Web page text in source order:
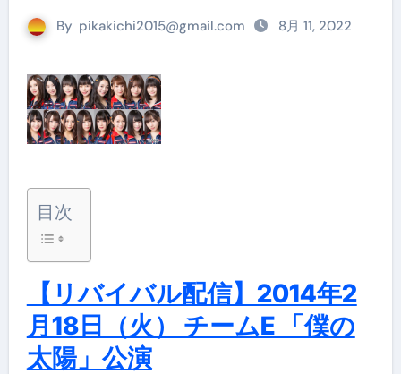
By pikakichi2015@gmail.com 8月 11, 2022
目次
【リバイバル配信】2014年2
月18日（火） チームE 「僕の
太陽」公演